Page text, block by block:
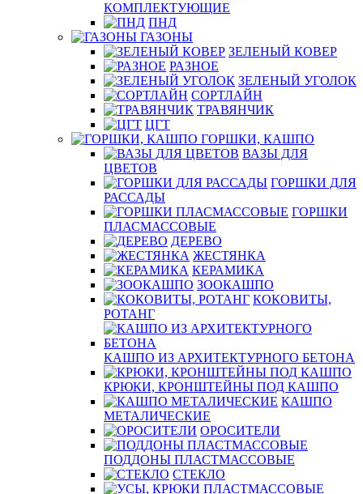
КОМПЛЕКТУЮЩИЕ
ПНД
ГАЗОНЫ
ЗЕЛЕНЫЙ КОВЕР
РАЗНОЕ
ЗЕЛЕНЫЙ УГОЛОК
СОРТЛАЙН
ТРАВЯНЧИК
ЦГТ
ГОРШКИ, КАШПО
ВАЗЫ ДЛЯ
ЦВЕТОВ
ГОРШКИ ДЛЯ
РАССАДЫ
ГОРШКИ
ПЛАСМАССОВЫЕ
ДЕРЕВО
ЖЕСТЯНКА
КЕРАМИКА
ЗООКАШПО
КОКОВИТЫ,
РОТАНГ
КАШПО ИЗ АРХИТЕКТУРНОГО БЕТОНА
КРЮКИ, КРОНШТЕЙНЫ ПОД КАШПО
КАШПО
МЕТАЛИЧЕСКИЕ
ОРОСИТЕЛИ
ПОДДОНЫ ПЛАСТМАССОВЫЕ
СТЕКЛО